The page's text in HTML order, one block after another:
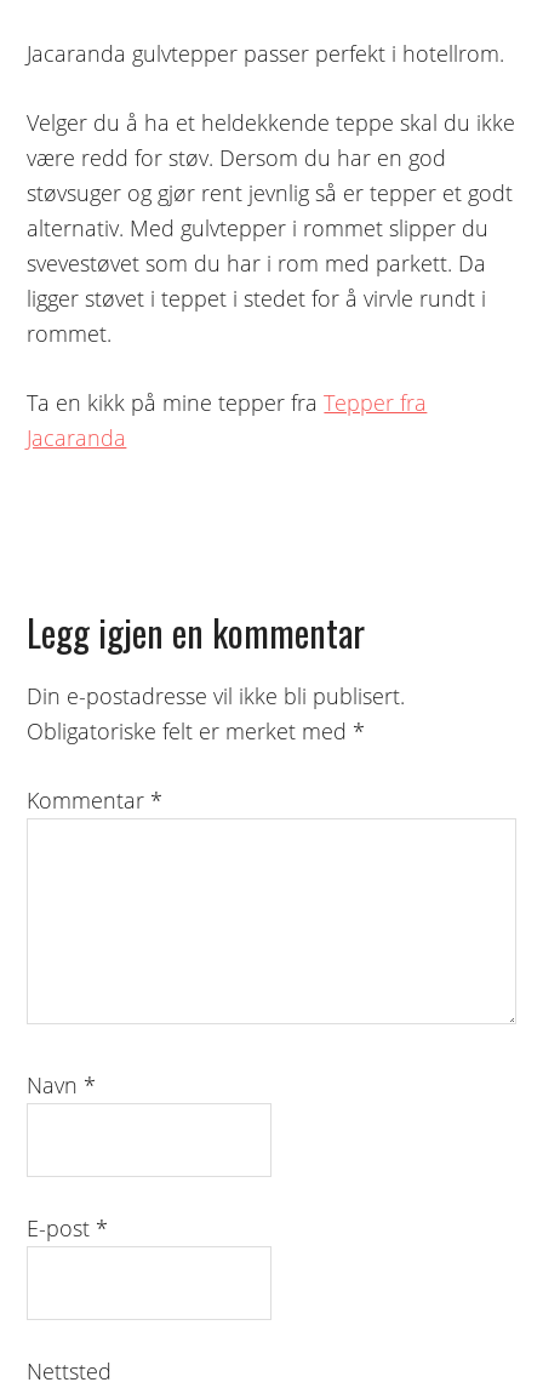
Jacaranda gulvtepper passer perfekt i hotellrom.
Velger du å ha et heldekkende teppe skal du ikke
være redd for støv. Dersom du har en god
støvsuger og gjør rent jevnlig så er tepper et godt
alternativ. Med gulvtepper i rommet slipper du
svevestøvet som du har i rom med parkett. Da
ligger støvet i teppet i stedet for å virvle rundt i
rommet.
Ta en kikk på mine tepper fraTepper fra
Jacaranda
Reader
Interactions
Legg igjen en kommentar
Din e-postadresse vil ikke bli publisert.
Obligatoriske felt er merket med *
Kommentar *
Navn *
E-post *
Nettsted